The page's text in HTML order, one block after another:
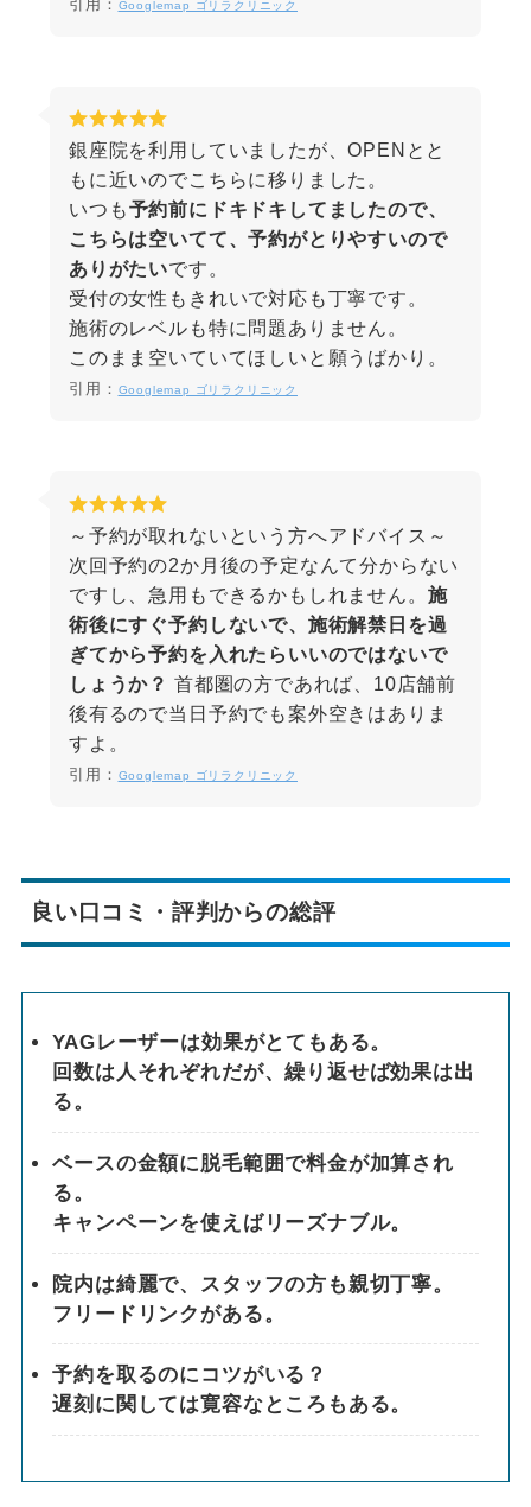
引用： Googlemap ゴリラクリニック
銀座院を利用していましたが、OPENとと
もに近いのでこちらに移りました。
いつも予約前にドキドキしてましたので、
こちらは空いてて、予約がとりやすいので
ありがたいです。
受付の女性もきれいで対応も丁寧です。
施術のレベルも特に問題ありません。
このまま空いていてほしいと願うばかり。
引用： Googlemap ゴリラクリニック
～予約が取れないという方へアドバイス～
次回予約の2か月後の予定なんて分からない
ですし、急用もできるかもしれません。 施
術後にすぐ予約しないで、施術解禁日を過
ぎてから予約を入れたらいいのではないで
しょうか？ 首都圏の方であれば、10店舗前
後有るので当日予約でも案外空きはありま
すよ。
引用： Googlemap ゴリラクリニック
良い口コミ・評判からの総評
YAGレーザーは効果がとてもある。
回数は人それぞれだが、繰り返せば効果は出
る。
ベースの金額に脱毛範囲で料金が加算され
る。
キャンペーンを使えばリーズナブル。
院内は綺麗で、スタッフの方も親切丁寧。
フリードリンクがある。
予約を取るのにコツがいる？
遅刻に関しては寛容なところもある。